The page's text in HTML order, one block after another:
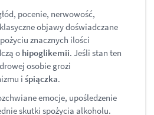
pocenie, nerwowość,
objawy doświadczane
znacznych ilości
o hipoglikemii. Jeśli stan ten
osobie grozi
i śpiączka.
emocje, upośledzenie
skutki spożycia alkoholu.